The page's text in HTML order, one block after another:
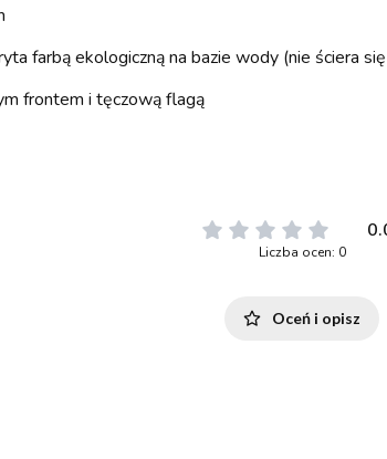
farbą ekologiczną na bazie wody (nie ściera
frontem i tęczową flagą
Liczba ocen: 0
Oceń i opisz